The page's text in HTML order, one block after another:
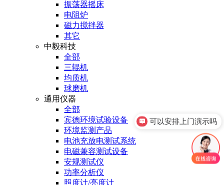
振荡器摇床
电阻炉
磁力搅拌器
其它
中毅科技
全部
三辊机
均质机
球磨机
通用仪器
全部
宾德环境试验设备
环境监测产品
电池充放电测试系统
电磁兼容测试设备
安规测试仪
功率分析仪
照度计/亮度计
可以安排上门演示吗